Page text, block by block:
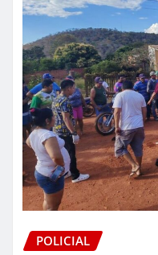
POLICIAL